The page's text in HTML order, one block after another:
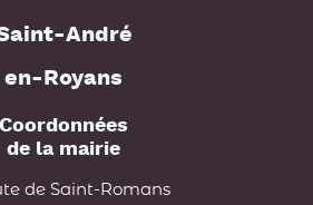
André
en-Royans
Coordonnées
de la mairie
de Saint-Romans